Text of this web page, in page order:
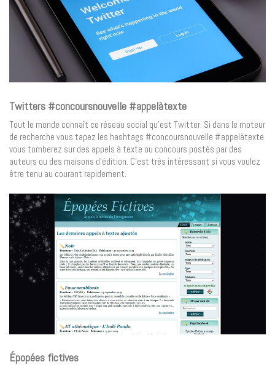
Twitters #concoursnouvelle #appelàtexte
Tout le monde connaît ce réseau social qu’est Twitter. Si dans le moteur
de recherche vous tapez les hashtags #concoursnouvelle #appelàtexte
vous tomberez sur des appels à texte ou concours postés par des
auteurs ou des maisons d’édition. C’est très intéressant si vous voulez
être tenu au courant rapidement.
Épopées fictives